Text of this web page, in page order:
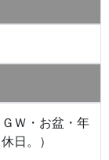
Ｗ・お盆・年
日。）